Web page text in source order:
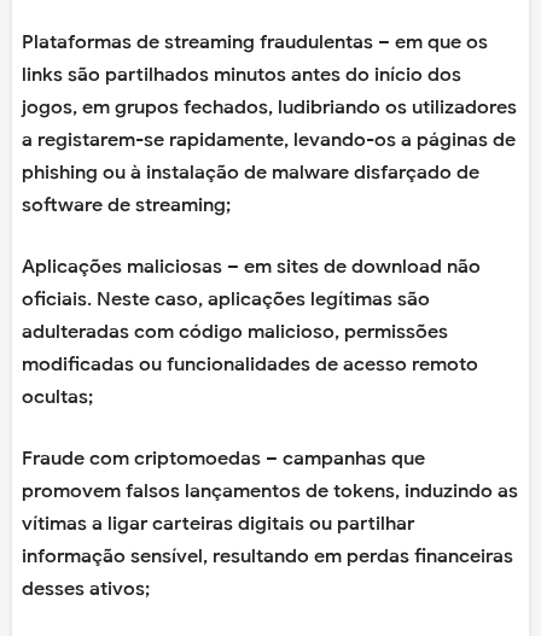
Plataformas de streaming fraudulentas – em que os
links são partilhados minutos antes do início dos
jogos, em grupos fechados, ludibriando os utilizadores
a registarem-se rapidamente, levando-os a páginas de
phishing ou à instalação de malware disfarçado de
software de streaming;
Aplicações maliciosas – em sites de download não
oficiais. Neste caso, aplicações legítimas são
adulteradas com código malicioso, permissões
modificadas ou funcionalidades de acesso remoto
ocultas;
Fraude com criptomoedas – campanhas que
promovem falsos lançamentos de tokens, induzindo as
vítimas a ligar carteiras digitais ou partilhar
informação sensível, resultando em perdas financeiras
desses ativos;